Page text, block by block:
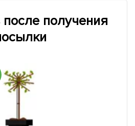
после получения